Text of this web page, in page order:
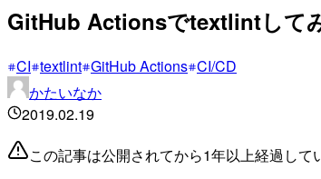
GitHub Actionsでtextlintして
CI textlint GitHub Actions CI/CD
かたいなか
2019.02.19
この記事は公開されてから1年以上経過して